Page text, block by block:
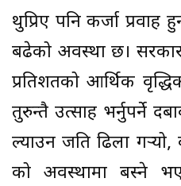
थुप्रिए पनि कर्जा
बढेको अवस्था छ।
प्रतिशतको आर्थिक
तुरुन्तै उत्साह भर्नुपर्ने
ल्याउन जति ढिला गर्‍यो,
को अवस्थामा बस्ने